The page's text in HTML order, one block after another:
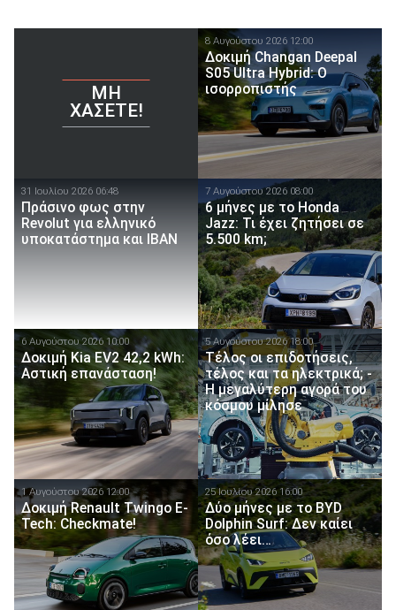
ΜΗ
ΧΆΣΕΤΕ!
8 Αυγούστου 2026 12:00
Δοκιμή Changan Deepal
S05 Ultra Hybrid: Ο
ισορροπιστής
31 Ιουλίου 2026 06:48
Πράσινο φως στην
Revolut για ελληνικό
υποκατάστημα και IBAN
7 Αυγούστου 2026 08:00
6 μήνες με το Honda
Jazz: Τι έχει ζητήσει σε
5.500 km;
6 Αυγούστου 2026 10:00
Δοκιμή Kia EV2 42,2 kWh:
Αστική επανάσταση!
5 Αυγούστου 2026 18:00
Τέλος οι επιδοτήσεις,
τέλος και τα ηλεκτρικά; -
Η μεγαλύτερη αγορά του
κόσμου μίλησε
1 Αυγούστου 2026 12:00
Δοκιμή Renault Twingo E-
Tech: Checkmate!
25 Ιουλίου 2026 16:00
Δύο μήνες με το BYD
Dolphin Surf: Δεν καίει
όσο λέει…